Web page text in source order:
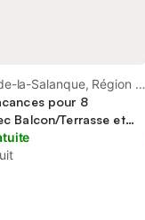
la-Salanque, Région de
pour 8
Balcon/Terrasse et
Piscine et Sauna